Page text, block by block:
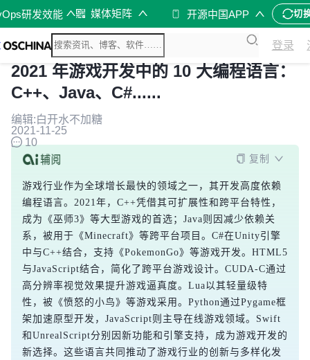
研发效能 媒体矩阵 开源中国APP 切
登录
2021 年游戏开发中的 10 大编程语言：
C++、Java、C#......
编辑:白开水不加糖
2021-11-25
10
复制
游戏行业作为全球增长最快的领域之一，其开发高度依赖
编程语言。2021年，C++凭借其可扩展性和跨平台特性，
成为《巫师3》等大型游戏的首选；Java则因减少依赖关
系，被用于《Minecraft》等跨平台项目。C#在Unity引擎
中与C++结合，支持《PokemonGo》等游戏开发。HTML5
与JavaScript结合，简化了跨平台游戏设计。CUDA-C通过
高分辨率视觉效果提升游戏逼真度。Lua以其轻量级特
性，被《愤怒的小鸟》等游戏采用。Python通过Pygame框
架加速原型开发，JavaScript则主导在线游戏领域。Swift
和UnrealScript分别因新功能和引擎支持，成为游戏开发的
新选择。这些语言共同推动了游戏行业的创新与多样化发